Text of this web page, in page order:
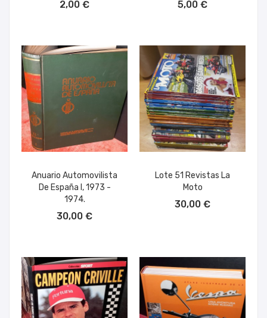
2,00 € 5,00 €
Anuario Automovilista
De España I, 1973 -
1974.
30,00 €
Lote 51 Revistas La
Moto
30,00 €